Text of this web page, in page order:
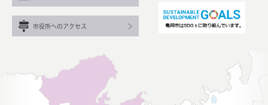
市役所へのアクセス